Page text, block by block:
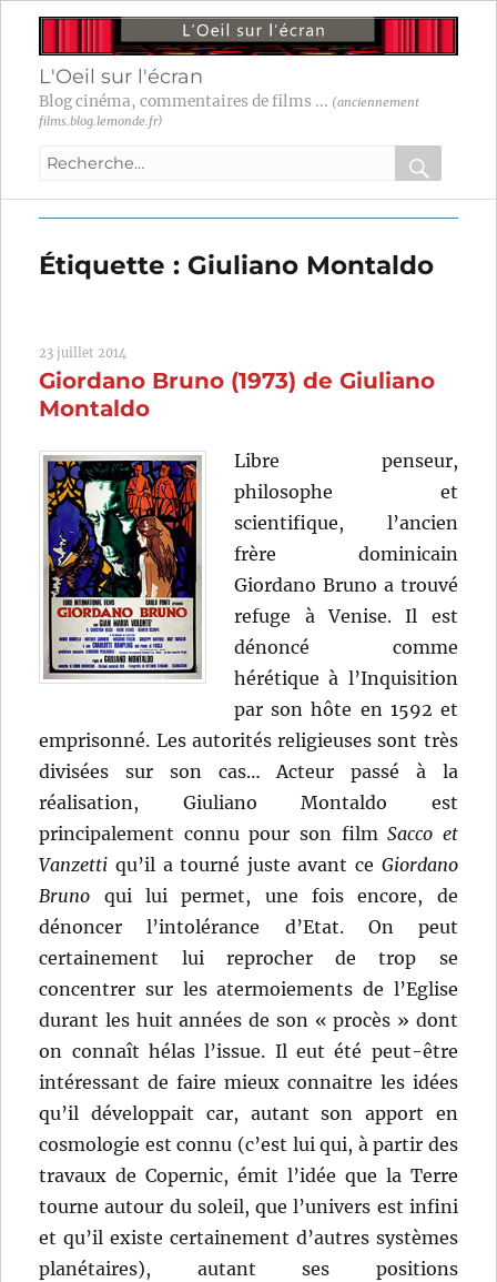
L'Oeil sur l'écran
Blog cinéma, commentaires de films ... (anciennement
films.blog.lemonde.fr)
Recherche
:
OK
Étiquette : Giuliano Montaldo
23 juillet 2014
Giordano Bruno (1973) de Giuliano
Montaldo
Libre penseur,
philosophe et
scientifique, l’ancien
frère dominicain
Giordano Bruno a trouvé
refuge à Venise. Il est
dénoncé comme
hérétique à l’Inquisition
par son hôte en 1592 et
emprisonné. Les autorités religieuses sont très
divisées sur son cas… Acteur passé à la
réalisation, Giuliano Montaldo est
principalement connu pour son filmSacco et
Vanzetti qu’il a tourné juste avant ce Giordano
Bruno qui lui permet, une fois encore, de
dénoncer l’intolérance d’Etat. On peut
certainement lui reprocher de trop se
concentrer sur les atermoiements de l’Eglise
durant les huit années de son « procès » dont
on connaît hélas l’issue. Il eut été peut-être
intéressant de faire mieux connaitre les idées
qu’il développait car, autant son apport en
cosmologie est connu (c’est lui qui, à partir des
travaux de Copernic, émit l’idée que la Terre
tourne autour du soleil, que l’univers est infini
et qu’il existe certainement d’autres systèmes
planétaires), autant ses positions